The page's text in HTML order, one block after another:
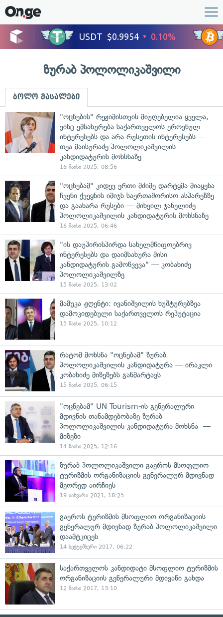
ზურაბ პოლოლიკაშვილი
ბოლო მასალები
"ოცნების" რეჟიმისთვის მიუღებელია ყველა,
ვინც ემსახურება საქართველოს ეროვნულ
ინტერესებს და არა რუსეთის ინტერესებს —
თეა მაისურაძე პოლოლიკაშვილის
კანდიდატურის მოხსნაზე
16 მაისი 2025, 08:56
"ოცნებამ" კიდევ ერთი მძიმე დარტყმა მიაყენა
ჩვენი ქვეყნის იმიჯს საერთაშორისო ასპარეზზე
და გაახარა რუსები — მიხეილ ჯანელიძე
პოლოლიკაშვილის კანდიდატურის მოხსნაზე
16 მაისი 2025, 06:46
"ის დაუპირისპირდა სახელმწიფოებრივ
ინტერესებს და დაიმსახურა მისი
კანდიდატურის გამოწვევა" — კობახიძე
პოლოლიკაშვილზე
15 მაისი 2025, 13:02
მამუკა ჟღენტი: ივანიშვილის ხუშტურებზეა
დამოკიდებული საქართველოს რეპუტაცია
15 მაისი 2025, 10:12
რატომ მოხსნა "ოცნებამ" ზურაბ
პოლოლიკაშვილის კანდიდატურა — ირაკლი
კობახიძე მიზეზებს განმარტავს
15 მაისი 2025, 06:15
"ოცნებამ" UN Tourism-ის გენერალური
მდივნის თანამდებობაზე ზურაბ
პოლოლიკაშვილის კანდიდატურა მოხსნა —
მიზეზი
14 მაისი 2025, 12:16
ზურაბ პოლოლიკაშვილი გაეროს მსოფლიო
ტურიზმის ორგანიზაციის გენერალურ მდივნად
მეორედ აირჩიეს
19 იანვარი 2021, 18:25
გაეროს ტურიზმის მსოფლიო ორგანიზაციის
გენერალურ მდივნად ზურაბ პოლოლიკაშვილი
დაამტკიცეს
14 სექტემბერი 2017, 06:22
საქართველოს კანდიდატი მსოფლიო ტურიზმის
ორგანიზაციის გენერალური მდივანი გახდა
12 მაისი 2017, 13:10